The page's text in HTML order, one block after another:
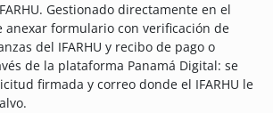
Gestionado directamente en el
anexar formulario con verificación de
del IFARHU y recibo de pago o
de la plataforma Panamá Digital: se
firmada y correo donde el IFARHU le